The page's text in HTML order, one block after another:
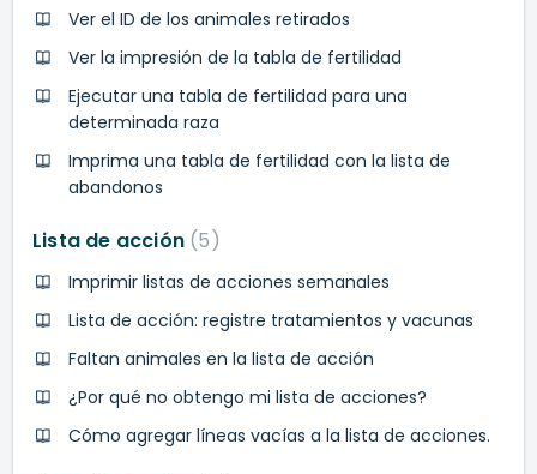
Ver el ID de los animales retirados
Ver la impresión de la tabla de fertilidad
Ejecutar una tabla de fertilidad para una
determinada raza
Imprima una tabla de fertilidad con la lista de
abandonos
Lista de acción 5
Imprimir listas de acciones semanales
Lista de acción: registre tratamientos y vacunas
Faltan animales en la lista de acción
¿Por qué no obtengo mi lista de acciones?
Cómo agregar líneas vacías a la lista de acciones.